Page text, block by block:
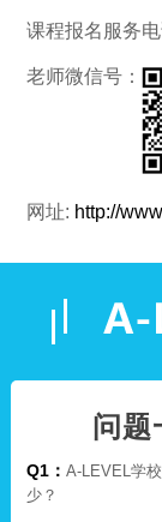
课程报名服务
老师微信号：
网址: http://
问题
Q1：A-LEVEL学
少？